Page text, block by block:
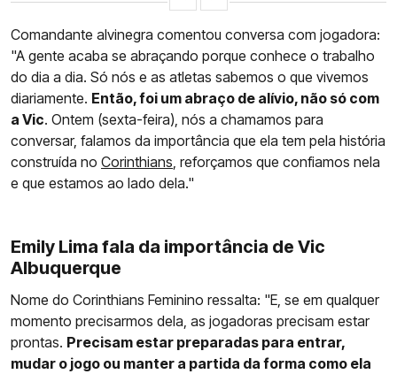
Comandante alvinegra comentou conversa com jogadora:
"A gente acaba se abraçando porque conhece o trabalho
do dia a dia. Só nós e as atletas sabemos o que vivemos
diariamente. Então, foi um abraço de alívio, não só com
a Vic. Ontem (sexta-feira), nós a chamamos para
conversar, falamos da importância que ela tem pela história
construída no Corinthians , reforçamos que confiamos nela
e que estamos ao lado dela."
Emily Lima fala da importância de Vic
Albuquerque
Nome do Corinthians Feminino ressalta: "E, se em qualquer
momento precisarmos dela, as jogadoras precisam estar
prontas. Precisam estar preparadas para entrar,
mudar o jogo ou manter a partida da forma como ela